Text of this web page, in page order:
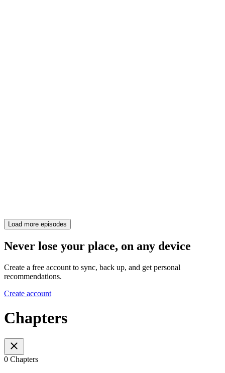
Load more episodes
Never lose your place, on any device
Create a free account to sync, back up, and get personal
recommendations.
Create account
Chapters
0 Chapters